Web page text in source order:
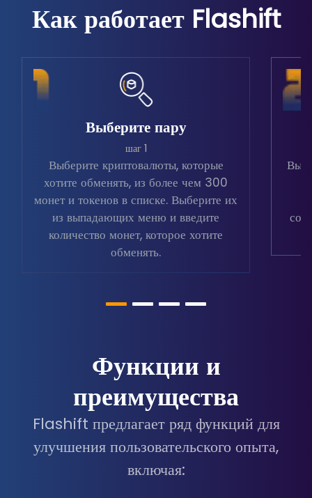
Как работает Flashift
Выберите пару
шаг 1
Выберите криптовалюты, которые
хотите обменять, из более чем 300
монет и токенов в списке. Выберите их
из выпадающих меню и введите
количество монет, которое хотите
обменять.
Функции и
преимущества
Flashift предлагает ряд функций для
улучшения пользовательского опыта,
включая: